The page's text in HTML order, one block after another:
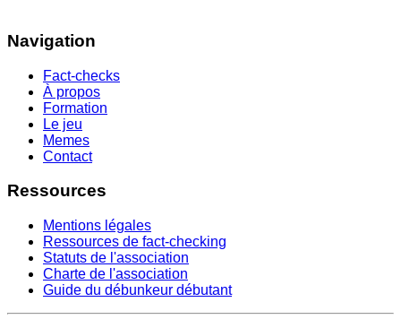
Navigation
Fact-checks
À propos
Formation
Le jeu
Memes
Contact
Ressources
Mentions légales
Ressources de fact-checking
Statuts de l'association
Charte de l'association
Guide du débunkeur débutant